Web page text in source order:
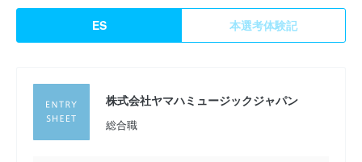
ES 本選考体験記
株式会社ヤマハミュージックジャパン
総合職